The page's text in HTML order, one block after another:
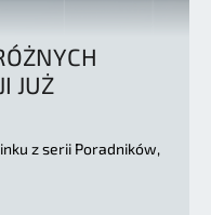
JUŻ
z serii Poradników,